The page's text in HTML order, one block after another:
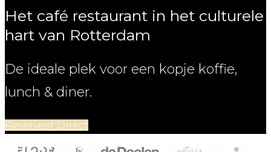
Het café restaurant in het culturele
hart van Rotterdam
De ideale plek voor een kopje koffie,
lunch & diner.
Reserveer Direct